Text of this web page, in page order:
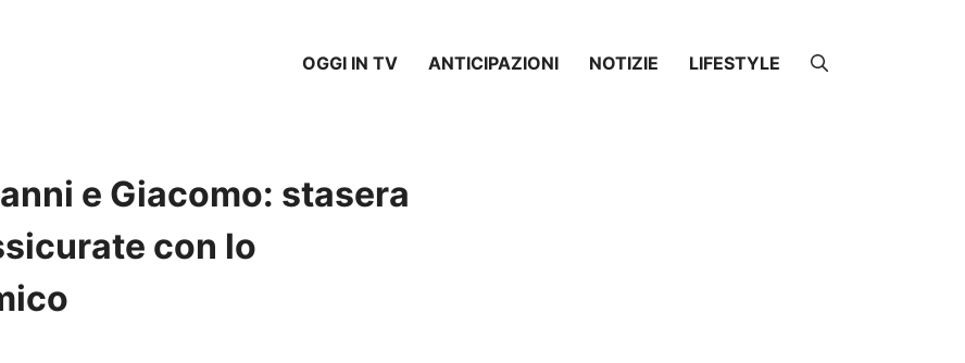
OGGI IN TV ANTICIPAZIONI NOTIZIE LIFESTYLE
e Giacomo: stasera
con lo